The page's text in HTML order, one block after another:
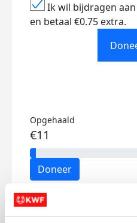
Ik wil bijdragen
en betaal €0.75 extra.
Opgehaald
€11
Doneer